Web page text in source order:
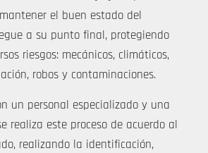
el buen estado del
a su punto final, protegiendo
riesgos: mecánicos, climáticos,
robos y contaminaciones.
un personal especializado y una
realiza este proceso de acuerdo al
realizando la identificación,